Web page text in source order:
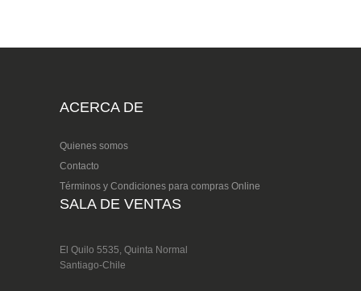
ACERCA DE
Quienes somos
Contacto
Términos y Condiciones para compras Online
SALA DE VENTAS
El Quilo 5535, Quinta Normal
Santiago-Chile